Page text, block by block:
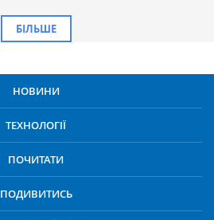
БІЛЬШЕ
НОВИНИ
ТЕХНОЛОГІЇ
ПОЧИТАТИ
ПОДИВИТИСЬ